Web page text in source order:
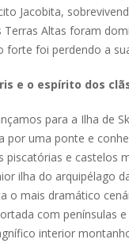
Jacobita,
Terras Altas foram
forte foi perdendo a
e o espírito dos
para a Ilha de
por uma ponte e
piscatórias e castelos
ilha do arquipélago
o mais dramático
com penínsulas
interior